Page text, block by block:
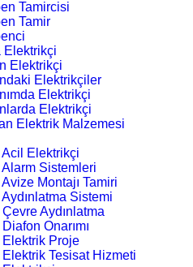
Tamircisi
Tamir
Elektrikçi
Elektrikçi
Elektrikçiler
Elektrikçi
Elektrikçi
Elektrik Malzemesi
Acil Elektrikçi
Alarm Sistemleri
Montajı Tamiri
Aydınlatma Sistemi
Aydınlatma
Onarımı
Elektrik Proje
Elektrik Tesisat Hizmeti